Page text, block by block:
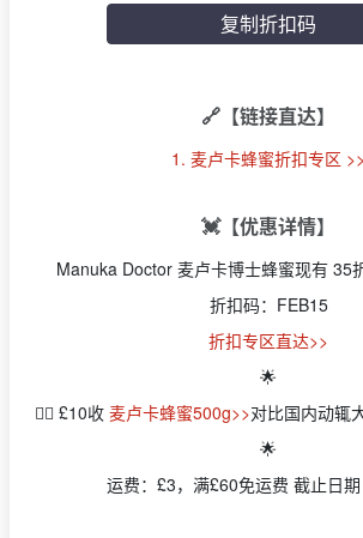
复制折扣码
🔗【链接直达】
1. 麦卢卡蜂蜜折扣专区 >>
💓【优惠详情】
Manuka Doctor 麦卢卡博士蜂蜜现有 35
折扣码：FEB15
折扣专区直达>>
🌟
👉🏻 £10收 麦卢卡蜂蜜500g>>对比国内动辄
🌟
运费：£3，满£60免运费 截止日